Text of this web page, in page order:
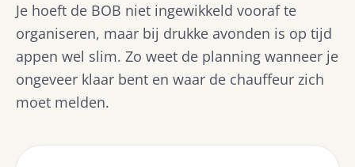
Je hoeft de BOB niet ingewikkeld vooraf te
organiseren, maar bij drukke avonden is op tijd
appen wel slim. Zo weet de planning wanneer je
ongeveer klaar bent en waar de chauffeur zich
moet melden.